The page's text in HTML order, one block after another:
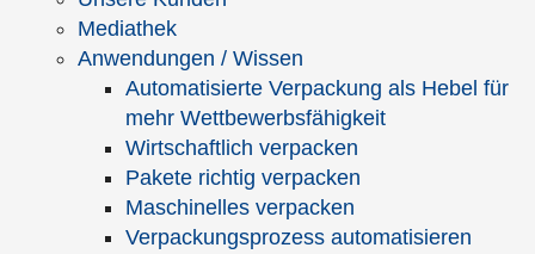
Mediathek
Anwendungen / Wissen
Automatisierte Verpackung als Hebel für
mehr Wettbewerbsfähigkeit
Wirtschaftlich verpacken
Pakete richtig verpacken
Maschinelles verpacken
Verpackungsprozess automatisieren
Vor- und Nachname*